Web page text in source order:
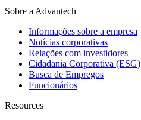
Sobre a Advantech
Informações sobre a empresa
Notícias corporativas
Relações com investidores
Cidadania Corporativa (ESG)
Busca de Empregos
Funcionários
Resources